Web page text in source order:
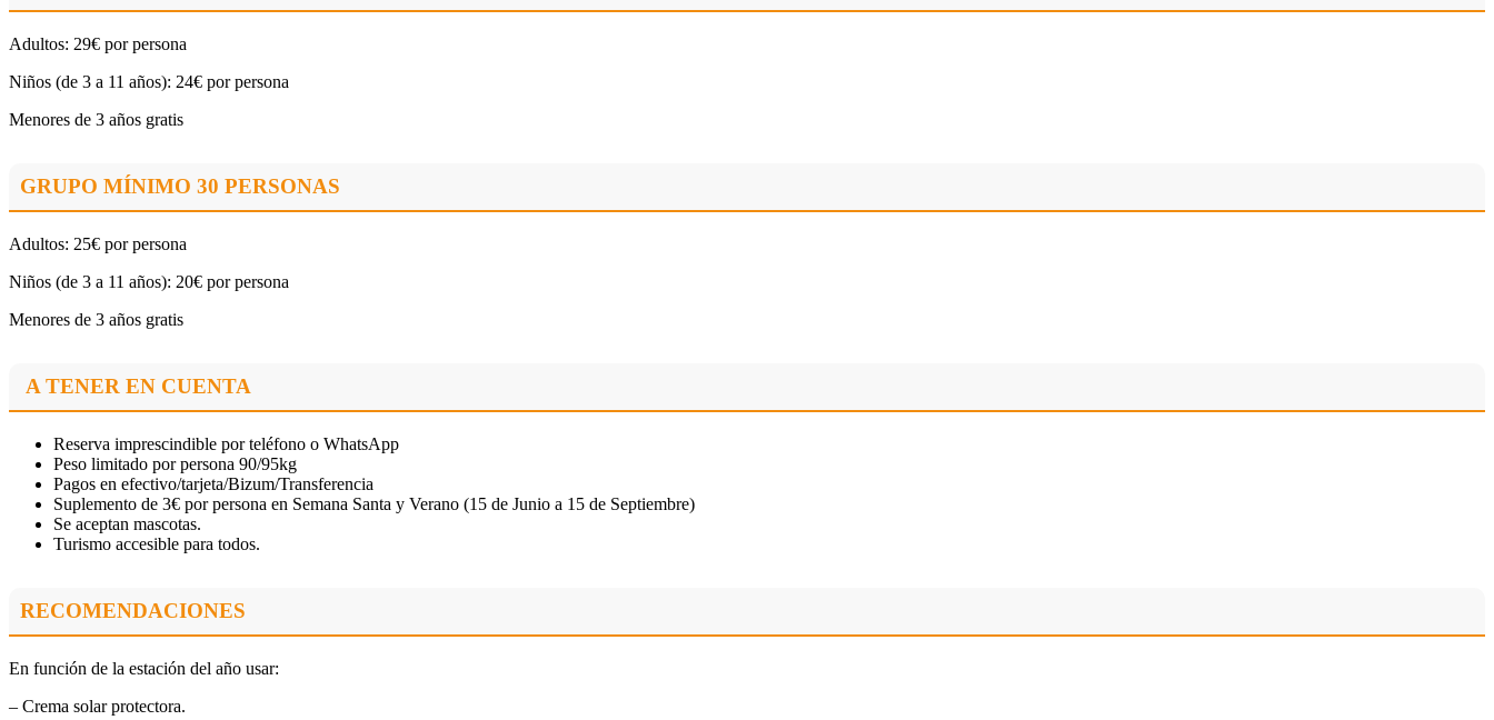
Adultos: 29€ por persona
Niños (de 3 a 11 años): 24€ por persona
Menores de 3 años gratis
GRUPO MÍNIMO 30 PERSONAS
Adultos: 25€ por persona
Niños (de 3 a 11 años): 20€ por persona
Menores de 3 años gratis
A TENER EN CUENTA
Reserva imprescindible por teléfono o WhatsApp
Peso limitado por persona 90/95kg
Pagos en efectivo/tarjeta/Bizum/Transferencia
Suplemento de 3€ por persona en Semana Santa y Verano (15 de Junio a 15 de Septiembre)
Se aceptan mascotas.
Turismo accesible para todos.
RECOMENDACIONES
En función de la estación del año usar:
– Crema solar protectora.